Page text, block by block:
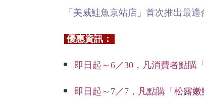
「美威鮭魚京站店」首次推出最
優惠資訊：
即日起～6／30，凡消費者點購
即日起～7／7，凡點購「松露